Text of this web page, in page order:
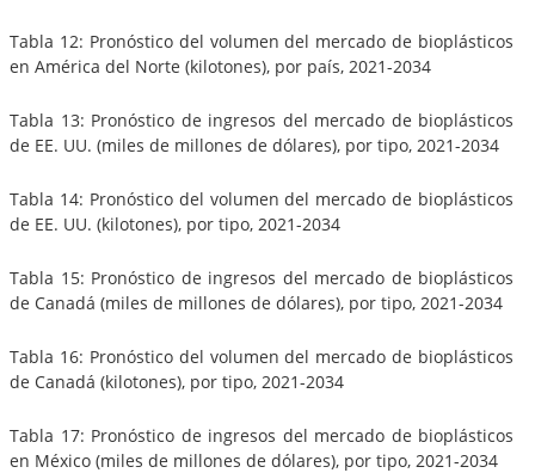
Tabla 12: Pronóstico del volumen del mercado de bioplásticos
en América del Norte (kilotones), por país, 2021-2034
Tabla 13: Pronóstico de ingresos del mercado de bioplásticos
de EE. UU. (miles de millones de dólares), por tipo, 2021-2034
Tabla 14: Pronóstico del volumen del mercado de bioplásticos
de EE. UU. (kilotones), por tipo, 2021-2034
Tabla 15: Pronóstico de ingresos del mercado de bioplásticos
de Canadá (miles de millones de dólares), por tipo, 2021-2034
Tabla 16: Pronóstico del volumen del mercado de bioplásticos
de Canadá (kilotones), por tipo, 2021-2034
Tabla 17: Pronóstico de ingresos del mercado de bioplásticos
en México (miles de millones de dólares), por tipo, 2021-2034